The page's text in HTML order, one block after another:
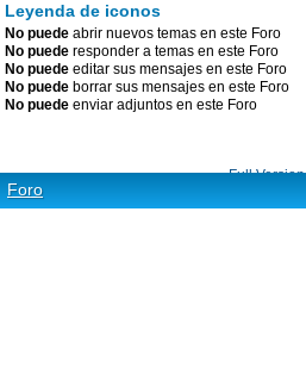
Leyenda de iconos
No puede abrir nuevos temas en este Foro
No puede responder a temas en este Foro
No puede editar sus mensajes en este Foro
No puede borrar sus mensajes en este Foro
No puede enviar adjuntos en este Foro
Full Version
Powered by
Foro